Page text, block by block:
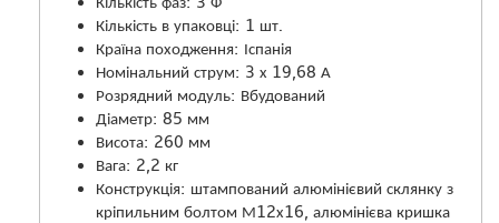
Кількість в упаковці: 1 шт.
Країна походження: Іспанія
Номінальний струм: 3 х 19,68 А
Розрядний модуль: Вбудований
Діаметр: 85 мм
Висота: 260 мм
Вага: 2,2 кг
Конструкція: штампований алюмінієвий склянку з
кріпильним болтом М12х16, алюмінієва кришка